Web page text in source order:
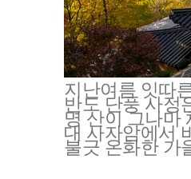
지난여름 잇따
반도 단풍 사정
명 산이 그나마
대 사자암에서
불긋 온화한 가